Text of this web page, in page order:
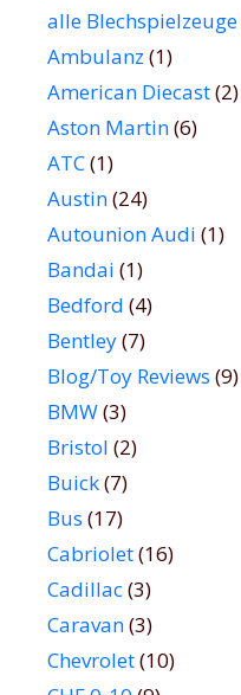
alle Blechspielzeuge
Ambulanz (1)
American Diecast(2)
Aston Martin(6)
ATC(1)
Austin(24)
Autounion Audi (1)
Bandai (1)
Bedford (4)
Bentley(7)
Blog/Toy Reviews (9)
BMW(3)
Bristol (2)
Buick(7)
Bus (17)
Cabriolet(16)
Cadillac(3)
Caravan(3)
Chevrolet(10)